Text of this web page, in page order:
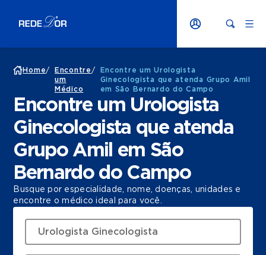
Home/
Encontre
um
Médico
/
Encontre um Urologista
Ginecologista que atenda Grupo Amil
em São Bernardo do Campo
Encontre um Urologista
Ginecologista que atenda
Grupo Amil em São
Bernardo do Campo
Busque por especialidade, nome, doenças, unidades e
encontre o médico ideal para você.